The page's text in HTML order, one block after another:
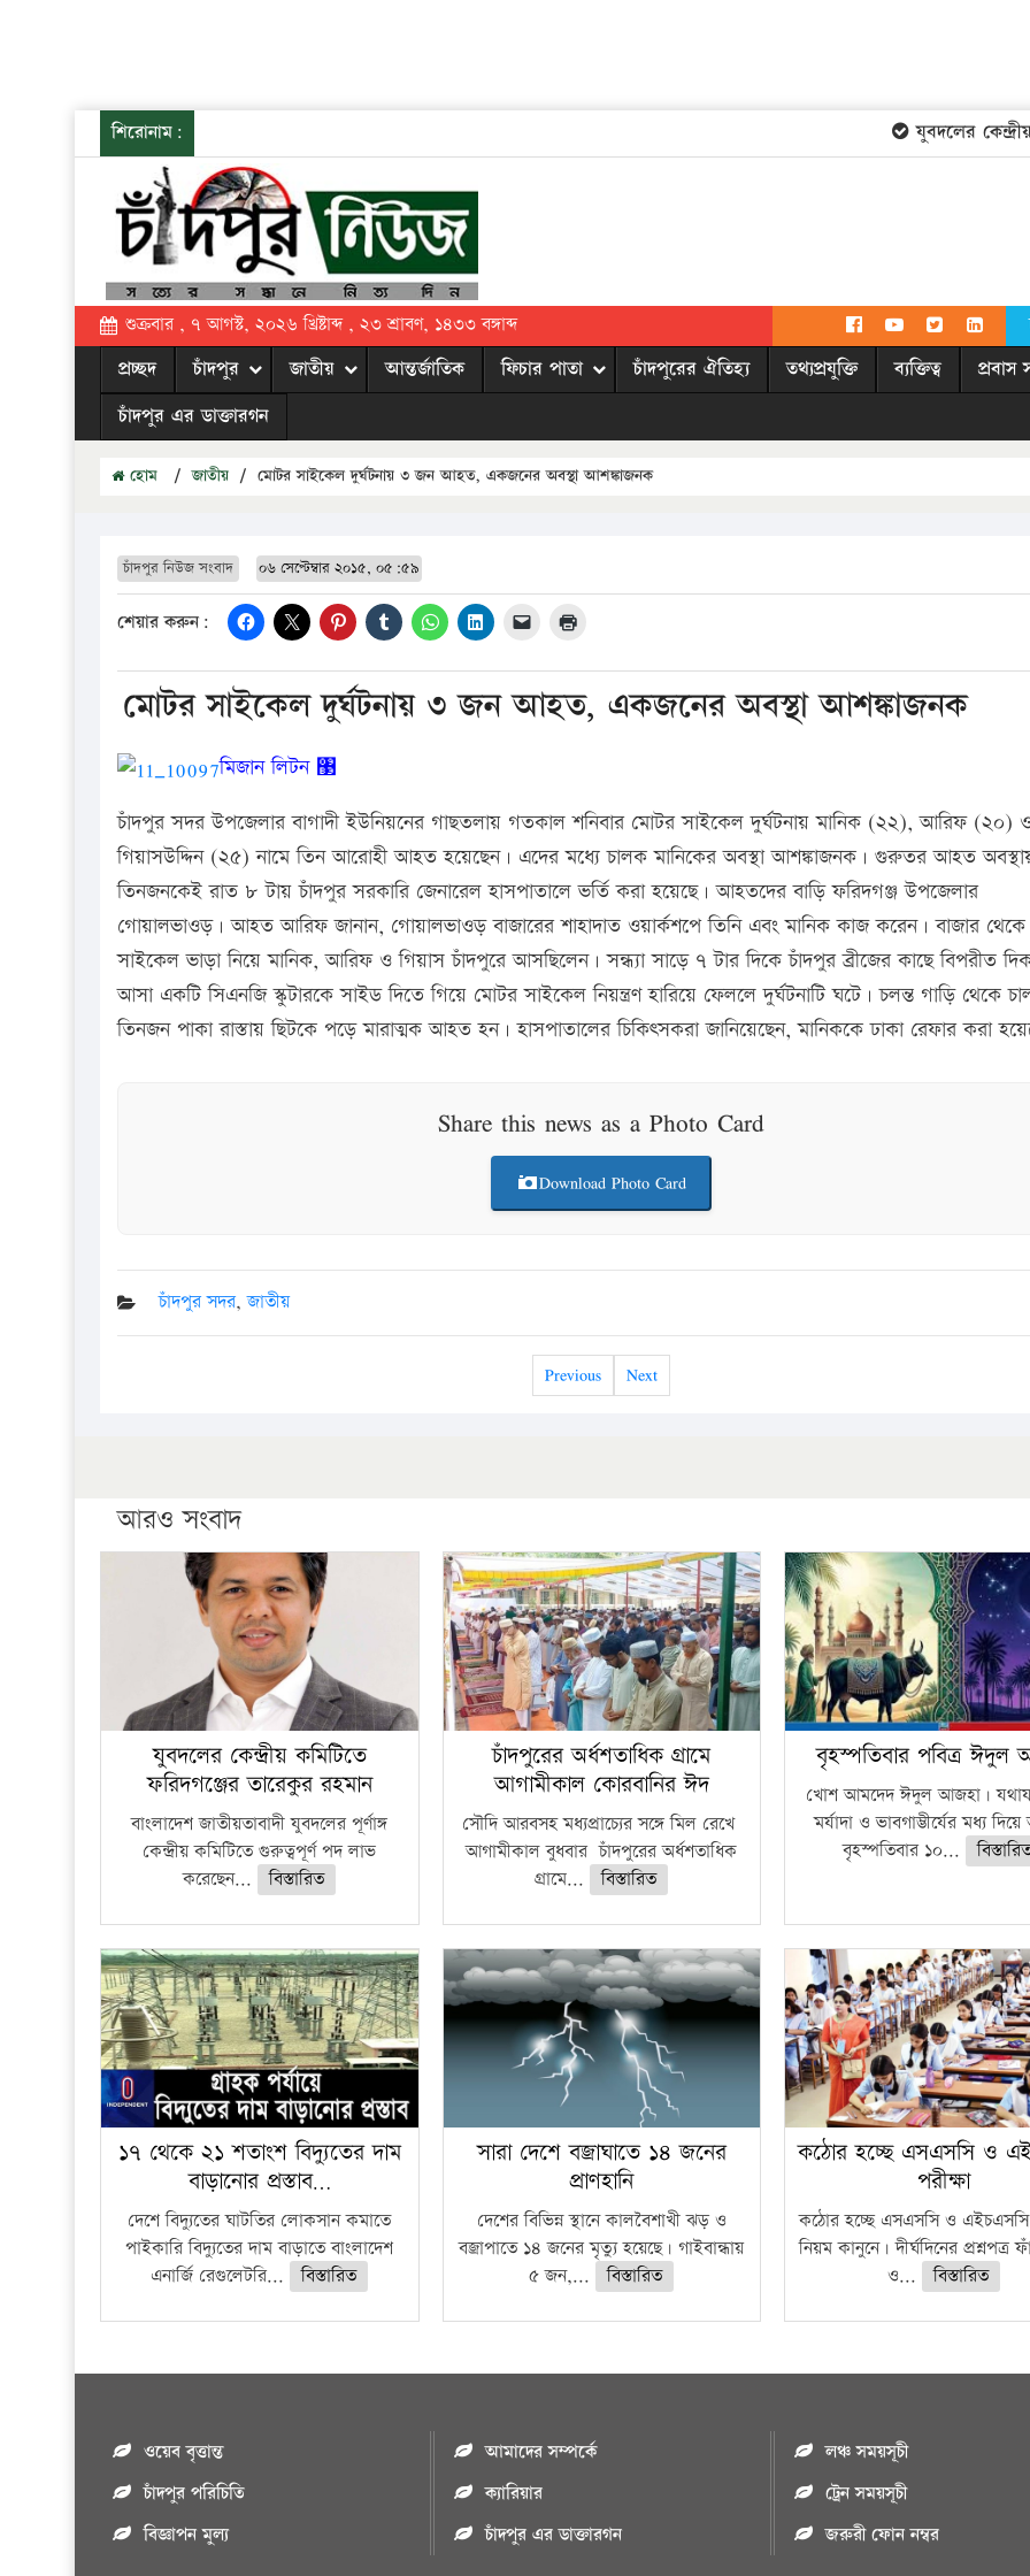
শিরোনাম: যুবদলের কেন্দ্রীয়
শুক্রবার , ৭ আগস্ট, ২০২৬ খ্রিষ্টাব্দ , ২৩ শ্রাবণ, ১৪৩৩ বঙ্গাব্দ
প্রচ্ছদ চাঁদপুর জাতীয় আন্তর্জাতিক ফিচার পাতা চাঁদপুরের ঐতিহ্য তথ্যপ্রযুক্তি ব্যক্তিত্ব প্রবাস
চাঁদপুর এর ডাক্তারগন
হোম / জাতীয় / মোটর সাইকেল দুর্ঘটনায় ৩ জন আহত, একজনের অবস্থা আশঙ্কাজনক
চাঁদপুর নিউজ সংবাদ ০৬ সেপ্টেম্বার ২০১৫, ০৫:৫৯
শেয়ার করুন:
মোটর সাইকেল দুর্ঘটনায় ৩ জন আহত, একজনের অবস্থা আশঙ্কাজনক
মিজান লিটন ঳
চাঁদপুর সদর উপজেলার বাগাদী ইউনিয়নের গাছতলায় গতকাল শনিবার মোটর সাইকেল দুর্ঘটনায় মানিক (২২), আরিফ (২০)
গিয়াসউদ্দিন (২৫) নামে তিন আরোহী আহত হয়েছেন। এদের মধ্যে চালক মানিকের অবস্থা আশঙ্কাজনক। গুরুতর আহত
তিনজনকেই রাত ৮ টায় চাঁদপুর সরকারি জেনারেল হাসপাতালে ভর্তি করা হয়েছে। আহতদের বাড়ি ফরিদগঞ্জ উপজেলার
গোয়ালভাওড়। আহত আরিফ জানান, গোয়ালভাওড় বাজারের শাহাদাত ওয়ার্কশপে তিনি এবং মানিক কাজ করেন। বাজার
সাইকেল ভাড়া নিয়ে মানিক, আরিফ ও গিয়াস চাঁদপুরে আসছিলেন। সন্ধ্যা সাড়ে ৭ টার দিকে চাঁদপুর ব্রীজের কাছে বিপরীত
আসা একটি সিএনজি স্কুটারকে সাইড দিতে গিয়ে মোটর সাইকেল নিয়ন্ত্রণ হারিয়ে ফেললে দুর্ঘটনাটি ঘটে। চলন্ত গাড়ি থেকে
তিনজন পাকা রাস্তায় ছিটকে পড়ে মারাত্মক আহত হন। হাসপাতালের চিকিৎসকরা জানিয়েছেন, মানিককে ঢাকা রেফার করা
Share this news as a Photo Card
Download Photo Card
চাঁদপুর সদর,জাতীয়
Previous Next
আরও সংবাদ
যুবদলের কেন্দ্রীয় কমিটিতে
ফরিদগঞ্জের তারেকুর রহমান
বাংলাদেশ জাতীয়তাবাদী যুবদলের পূর্ণাঙ্গ
কেন্দ্রীয় কমিটিতে গুরুত্বপূর্ণ পদ লাভ
করেছেন...
বিস্তারিত
চাঁদপুরের অর্ধশতাধিক গ্রামে
আগামীকাল কোরবানির ঈদ
সৌদি আরবসহ মধ্যপ্রাচ্যের সঙ্গে মিল রেখে
আগামীকাল বুধবার চাঁদপুরের অর্ধশতাধিক
গ্রামে...
বিস্তারিত
বৃহস্পতিবার পবিত্র ঈদুল
খোশ আমদেদ ঈদুল আজহা।
মর্যাদা ও ভাবগাম্ভীর্যের মধ্য
বৃহস্পতিবার ১০...
১৭ থেকে ২১ শতাংশ বিদ্যুতের দাম
বাড়ানোর প্রস্তাব…
দেশে বিদ্যুতের ঘাটতির লোকসান কমাতে
পাইকারি বিদ্যুতের দাম বাড়াতে বাংলাদেশ
এনার্জি রেগুলেটরি...
বিস্তারিত
সারা দেশে বজ্রাঘাতে ১৪ জনের
প্রাণহানি
দেশের বিভিন্ন স্থানে কালবৈশাখী ঝড় ও
বজ্রাপাতে ১৪ জনের মৃত্যু হয়েছে। গাইবান্ধায়
৫ জন,...
বিস্তারিত
কঠোর হচ্ছে এসএসসি ও
পরীক্ষা
কঠোর হচ্ছে এসএসসি ও এইচএসসি
নিয়ম কানুনে। দীর্ঘদিনের
ও...
বিস্তারিত
ওয়েব বৃত্তান্ত
চাঁদপুর পরিচিতি
বিজ্ঞাপন মুল্য
আমাদের সম্পর্কে
ক্যারিয়ার
চাঁদপুর এর ডাক্তারগন
লঞ্চ সময়সূচী
ট্রেন সময়সূচী
জরুরী ফোন নম্বর